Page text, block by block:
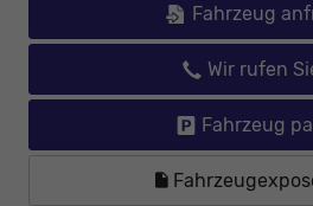
Fahrzeug
Wir rufen
Fahrzeug